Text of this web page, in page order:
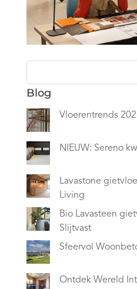
Blog
Vloerentrends
NIEUW: Sereno
Lavastone
Living
Bio Lavasteen
Slijtvast
Sfeervol
Ontdek Wereld